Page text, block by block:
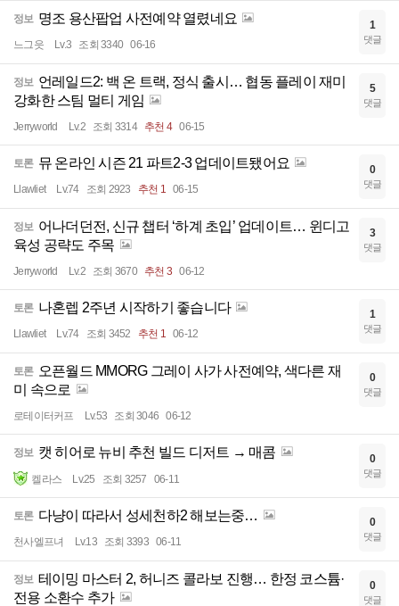
정보 명조 용산팝업 사전예약 열렸네요
느그읏 Lv.3 조회 3340 06-16
1
댓글
정보 언레일드2: 백 온 트랙, 정식 출시… 협동 플레이 재미
강화한 스팀 멀티 게임
Jerryworld Lv.2 조회 3314 추천 4 06-15
5
댓글
토론 뮤 온라인 시즌 21 파트2-3 업데이트됐어요
Llawliet Lv.74 조회 2923 추천 1 06-15
0
댓글
정보 어나더던전, 신규 챕터 ‘하계 초입’ 업데이트… 윈디고
육성 공략도 주목
Jerryworld Lv.2 조회 3670 추천 3 06-12
3
댓글
토론 나혼렙 2주년 시작하기 좋습니다
Llawliet Lv.74 조회 3452 추천 1 06-12
1
댓글
토론 오픈월드 MMORG 그레이 사가 사전예약, 색다른 재
미 속으로
로테이터커프 Lv.53 조회 3046 06-12
0
댓글
정보 캣 히어로 뉴비 추천 빌드 디저트 → 매콤
켈라스 Lv.25 조회 3257 06-11
0
댓글
토론 다냥이 따라서 성세천하2 해보는중…
천사엘프녀 Lv.13 조회 3393 06-11
0
댓글
정보 테이밍 마스터 2, 허니즈 콜라보 진행… 한정 코스튬·
전용 소환수 추가
0
댓글